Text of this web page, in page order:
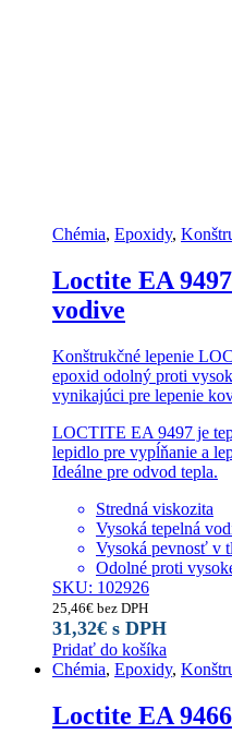
Chémia, Epoxidy,
Loctite EA
vodive
Konštrukčné lepenie
epoxid odolný proti
vynikajúci pre lepenie
LOCTITE EA 9497 je
lepidlo pre vypĺňanie a
Ideálne pre odvod tepla.
Stredná viskozita
Vysoká tepelná
Vysoká pevnosť v
Odolné proti
SKU: 102926
25,46€ bez DPH
31,32€ s DPH
Pridať do košíka
Chémia, Epoxidy,
Loctite EA